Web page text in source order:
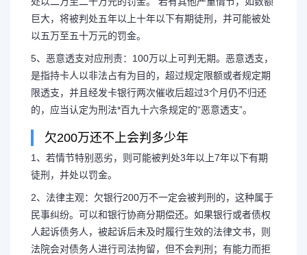
巨大，将被判处五年以上十年以下有期徒刑，并可能被处
以五万至五十万元的罚金。
5、恶意透支对应刑责：100万以上可判无期。恶意透支，
是指持卡人以非法占有为目的，超过规定限额或者规定期
限透支，并且经发卡银行两次催收后超过3个月仍不归还
的，应当认定为刑法*百九十六条规定的“恶意透支”。
欠200万还不上会判多少年
1、若情节特别恶劣，则可能被判处3年以上7年以下有期
徒刑，并处以罚金。
2、法律主观：欠银行200万不一定会被判刑的，这种属于
民事纠纷。可以和银行协商分期偿还。如果银行或者债权
人起诉债务人，被起诉后未及时履行生效的法律文书，则
法院会对债务人进行司法拘留，但不会判刑；有能力而拒